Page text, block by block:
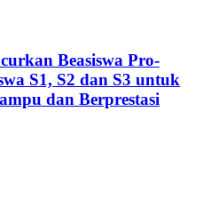
Beasiswa Pro-
S1, S2 dan S3 untuk
dan Berprestasi